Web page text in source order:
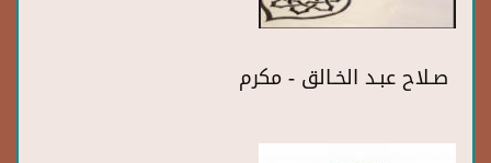
صـلاح عبـد الخـالق - مكرم